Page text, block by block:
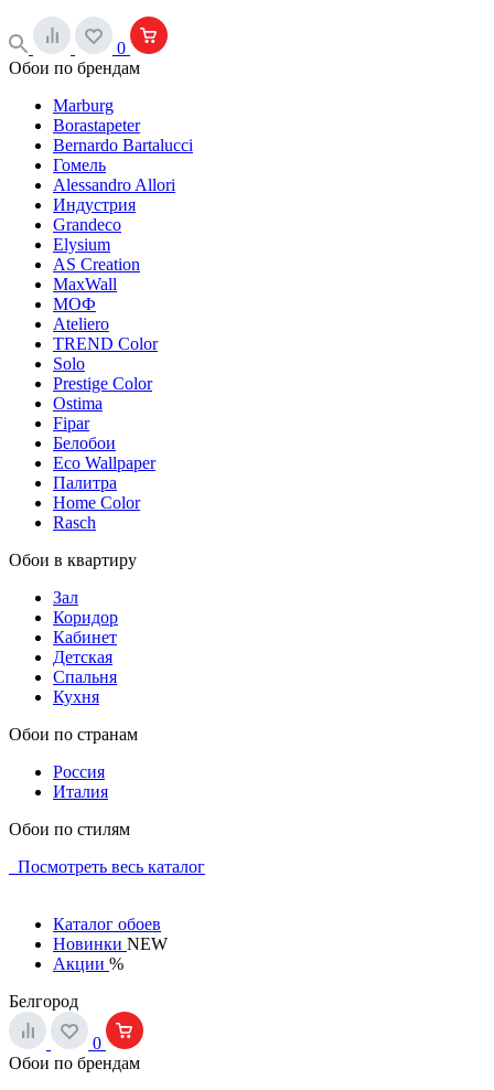
0
Обои по брендам
Marburg
Borastapeter
Bernardo Bartalucci
Гомель
Alessandro Allori
Индустрия
Grandeco
Elysium
AS Creation
MaxWall
МОФ
Ateliero
TREND Color
Solo
Prestige Color
Ostima
Fipar
Белобои
Eco Wallpaper
Палитра
Home Color
Rasch
Обои в квартиру
Зал
Коридор
Кабинет
Детская
Спальня
Кухня
Обои по странам
Россия
Италия
Обои по стилям
Посмотреть весь каталог
Каталог обоев
Новинки NEW
Акции %
Белгород
0
Обои по брендам